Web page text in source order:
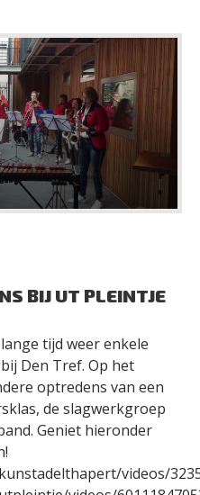
BIJ UT PLEINTJE
tijd weer enkele
Den Tref. Op het
optredens van een
de slagwerkgroep
Geniet hieronder
videos/